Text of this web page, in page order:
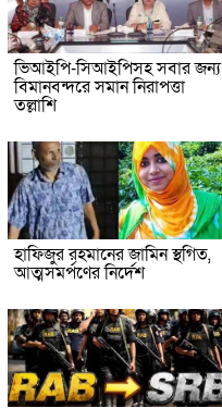
ভিআইপি-সিআইপিসহ সবার জন্য
বিমানবন্দরে সমান নিরাপত্তা
তল্লাশি
হাফিজুর রহমানের জামিন স্থগিত,
আত্মসমর্পণের নির্দেশ